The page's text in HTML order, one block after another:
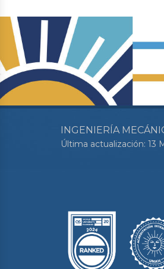
INGENIERÍA
Última actualización: 13